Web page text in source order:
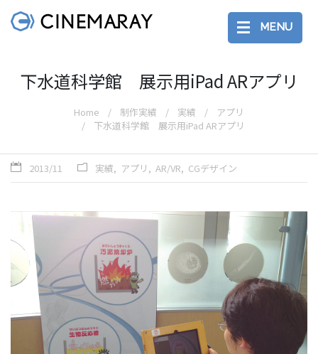
MENU
下水道科学館 展示用iPad ARアプリ
Home 制作実績 実績
アプリ
下水道科学館 展示用iPad ARアプリ
2013/11 実績 アプリ AR/VR CGデザイン